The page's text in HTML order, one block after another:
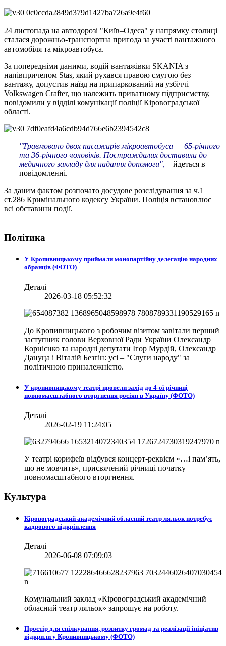
24 листопада на автодорозі "Київ–Одеса" у напрямку столиці
сталася дорожньо-транспортна пригода за участі вантажного
автомобіля та мікроавтобуса.
За попередніми даними, водій вантажівки SKANIA з
напівпричепом Stas, який рухався правою смугою без
вантажу, допустив наїзд на припаркований на узбіччі
Volkswagen Crafter, що належить приватному підприємству,
повідомили у відділі комунікації поліції Кіровоградської
області.
"Травмовано двох пасажирів мікроавтобуса — 65-річного
та 36-річного чоловіків. Постраждалих доставили до
медичного закладу для надання допомоги", – йдеться в
повідомленні.
За даним фактом розпочато досудове розслідування за ч.1
ст.286 Кримінального кодексу України. Поліція встановлює
всі обставини події.
Політика
У Кропивницькому приймали монопартійну делегацію народних
обранців (ФОТО)
Деталі
2026-03-18 05:52:32
До Кропивницького з робочим візитом завітали перший
заступник голови Верховної Ради України Олександр
Корнієнко та народні депутати Ігор Мурдій, Олександр
Дануца і Віталій Безгін: усі – "Слуги народу" за
політичною приналежністю.
У кропивницькому театрі провели захід до 4-ої річниці
повномасштабного вторгнення росіян в Україну (ФОТО)
Деталі
2026-02-19 11:24:05
У театрі корифеїв відбувся концерт-реквієм «…і пам’ять,
що не мовчить», присвячений річниці початку
повномасштабного вторгнення.
Культура
Кіровоградський академічний обласний театр ляльок потребує
кадрового підкріплення
Деталі
2026-06-08 07:09:03
Комунальний заклад «Кіровоградський академічний
обласний театр ляльок» запрошує на роботу.
Простір для спілкування, розвитку громад та реалізації ініціатив
відкрили у Кропивницькому (ФОТО)